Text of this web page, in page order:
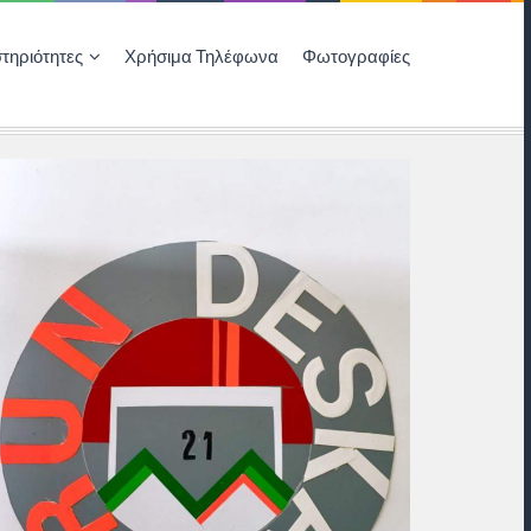
Χρήσιμα Τηλέφωνα Φωτογραφίες